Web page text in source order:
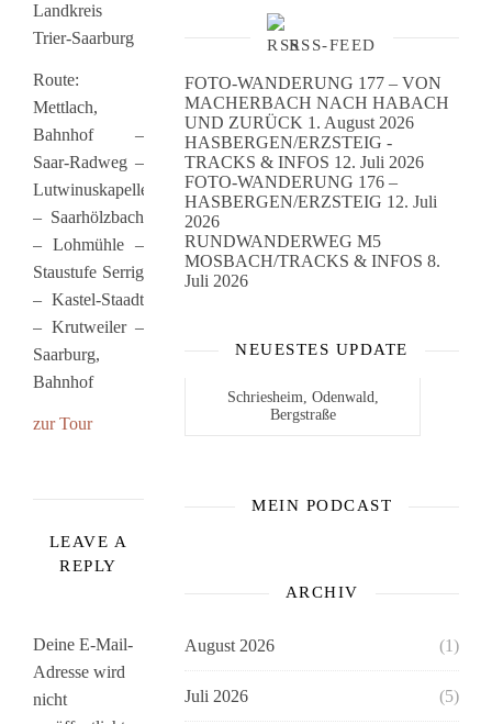
Landkreis
Trier-Saarburg
Route:
Mettlach,
Bahnhof –
Saar-Radweg –
Lutwinuskapelle
– Saarhölzbach
– Lohmühle –
Staustufe Serrig
– Kastel-Staadt
– Krutweiler –
Saarburg,
Bahnhof
zur Tour
LEAVE A
REPLY
Deine E-Mail-
Adresse wird
nicht
RSS-FEED
FOTO-WANDERUNG 177 – VON
MACHERBACH NACH HABACH
UND ZURÜCK 1. August 2026
HASBERGEN/ERZSTEIG -
TRACKS & INFOS 12. Juli 2026
FOTO-WANDERUNG 176 –
HASBERGEN/ERZSTEIG 12. Juli
2026
RUNDWANDERWEG M5
MOSBACH/TRACKS & INFOS 8.
Juli 2026
NEUESTES UPDATE
Schriesheim, Odenwald,
Bergstraße
MEIN PODCAST
ARCHIV
August 2026 (1)
Juli 2026 (5)